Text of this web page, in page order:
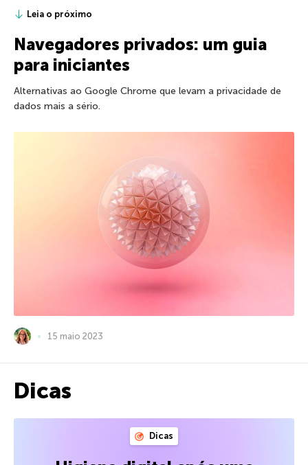
Leia o próximo
Navegadores privados: um guia
para iniciantes
Alternativas ao Google Chrome que levam a privacidade de
dados mais a sério.
15 maio 2023
Dicas
Dicas